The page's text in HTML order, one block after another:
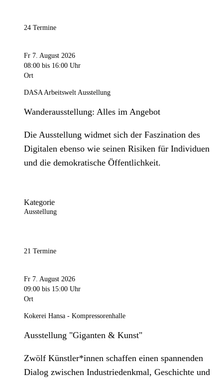
24 Termine
Fr 7. August 2026
08:00 bis 16:00 Uhr
Ort
DASA Arbeitswelt Ausstellung
Wanderausstellung: Alles im Angebot
Die Ausstellung widmet sich der Faszination des
Digitalen ebenso wie seinen Risiken für Individuen
und die demokratische Öffentlichkeit.
Kategorie
Ausstellung
21 Termine
Fr 7. August 2026
09:00 bis 15:00 Uhr
Ort
Kokerei Hansa - Kompressorenhalle
Ausstellung "Giganten & Kunst"
Zwölf Künstler*innen schaffen einen spannenden
Dialog zwischen Industriedenkmal, Geschichte und